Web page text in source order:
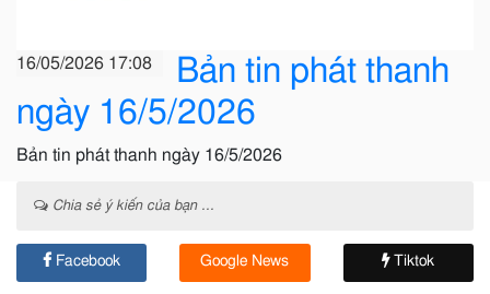
16/05/2026 17:08
Bản tin phát thanh
ngày 16/5/2026
Bản tin phát thanh ngày 16/5/2026
Chia sẻ ý kiến của bạn ...
Facebook Google News Tiktok